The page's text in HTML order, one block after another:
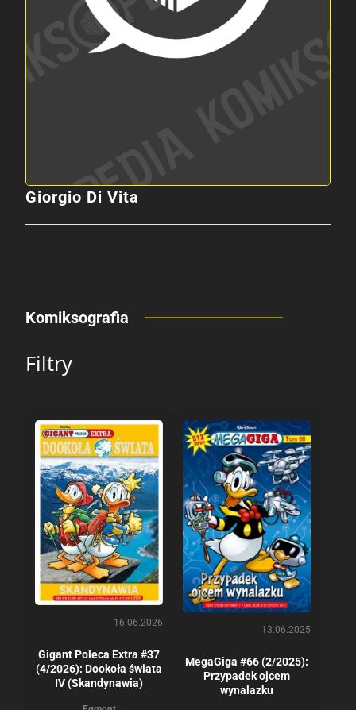
Giorgio Di Vita
Komiksografia
Filtry
16.06.2026
Gigant Poleca Extra #37
(4/2026): Dookoła świata
IV (Skandynawia)
13.06.2025
MegaGiga #66 (2/2025):
Przypadek ojcem
wynalazku